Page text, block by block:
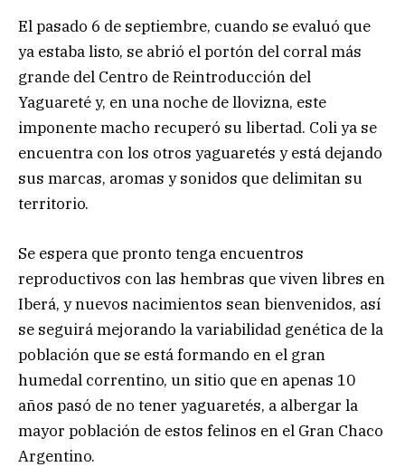
El pasado 6 de septiembre, cuando se evaluó que
ya estaba listo, se abrió el portón del corral más
grande del Centro de Reintroducción del
Yaguareté y, en una noche de llovizna, este
imponente macho recuperó su libertad. Coli ya se
encuentra con los otros yaguaretés y está dejando
sus marcas, aromas y sonidos que delimitan su
territorio.
Se espera que pronto tenga encuentros
reproductivos con las hembras que viven libres en
Iberá, y nuevos nacimientos sean bienvenidos, así
se seguirá mejorando la variabilidad genética de la
población que se está formando en el gran
humedal correntino, un sitio que en apenas 10
años pasó de no tener yaguaretés, a albergar la
mayor población de estos felinos en el Gran Chaco
Argentino.